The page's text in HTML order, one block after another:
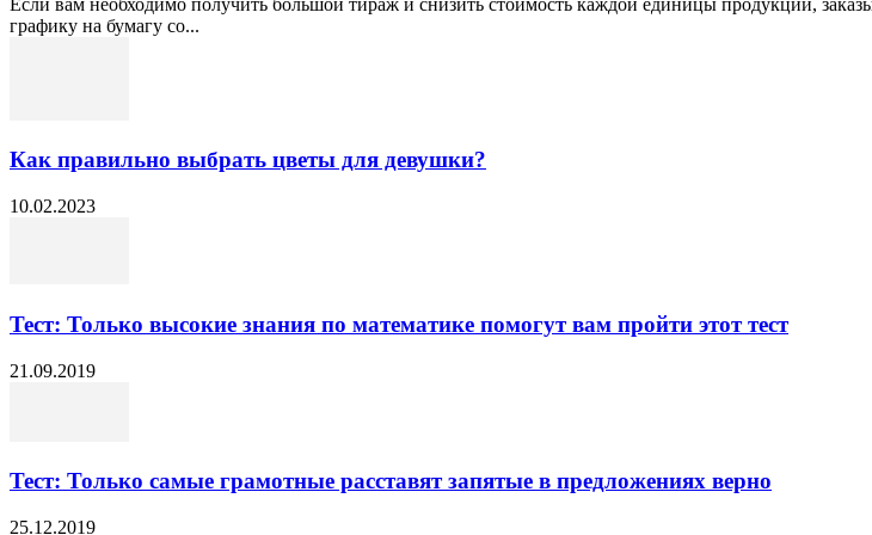
графику на бумагу со...
Как правильно выбрать цветы для девушки?
10.02.2023
Тест: Только высокие знания по математике помогут вам пройти этот тест
21.09.2019
Тест: Только самые грамотные расставят запятые в предложениях верно
25.12.2019